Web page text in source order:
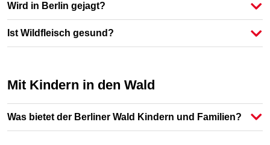
Wird in Berlin gejagt?
Ist Wildfleisch gesund?
Mit Kindern in den Wald
Was bietet der Berliner Wald Kindern und Familien?